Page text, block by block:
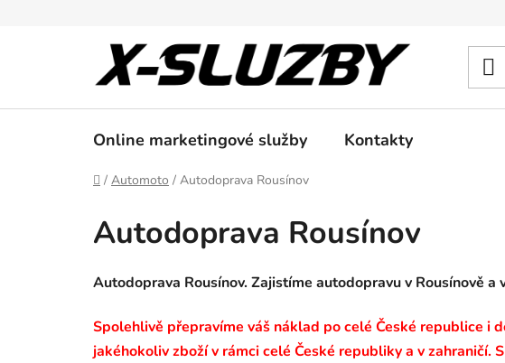
Online marketingové služby Kontakty
Domů
/ Automoto / Autodoprava Rousínov
Autodoprava Rousínov
Autodoprava Rousínov. Zajistíme autodopravu v Rousínově a
Spolehlivě přepravíme váš náklad po celé České republice i
jakéhokoliv zboží v rámci celé České republiky a v zahraničí.